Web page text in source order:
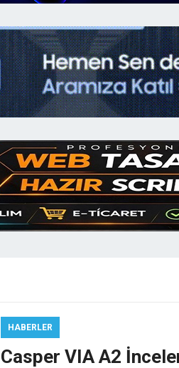
HABERLER
Casper VIA A2